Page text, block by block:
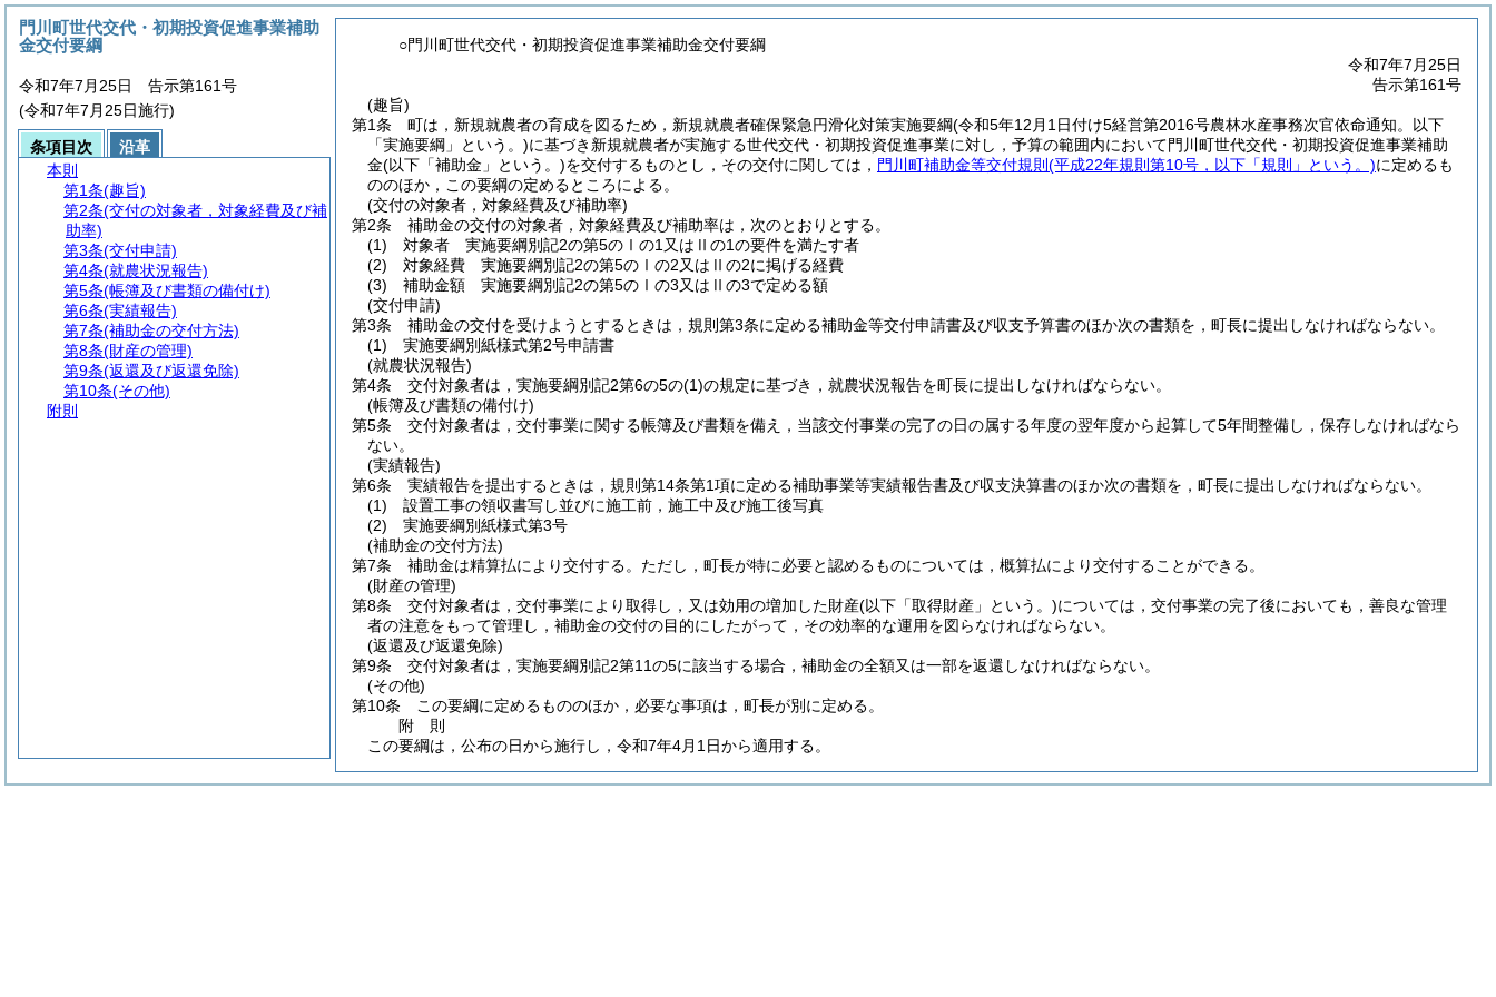
○門川町世代交代・初期投資促進事業補助金交付要綱
令和7年7月25日
告示第161号
(趣旨)
第1条
町は，新規就農者の育成を図るため，新規就農者確保緊急円滑化対策実施要綱(令和5年12月1日付け5経営第2016号農林水産事務次官依命通知。以下
「実施要綱」という。)に基づき新規就農者が実施する世代交代・初期投資促進事業に対し，予算の範囲内において門川町世代交代・初期投資促進事業補助
金(以下「補助金」という。)を交付するものとし，その交付に関しては， 門川町補助金等交付規則 (平成22年規則第10号，以下「規則」という。)に定めるも
ののほか，この要綱の定めるところによる。
(交付の対象者，対象経費及び補助率)
第2条
補助金の交付の対象者，対象経費及び補助率は，次のとおりとする。
(1)
対象者 実施要綱別記2の第5のⅠの1又はⅡの1の要件を満たす者
(2)
対象経費 実施要綱別記2の第5のⅠの2又はⅡの2に掲げる経費
(3)
補助金額 実施要綱別記2の第5のⅠの3又はⅡの3で定める額
(交付申請)
第3条
補助金の交付を受けようとするときは，規則第3条に定める補助金等交付申請書及び収支予算書のほか次の書類を，町長に提出しなければならない。
(1)
実施要綱別紙様式第2号申請書
(就農状況報告)
第4条
交付対象者は，実施要綱別記2第6の5の(1)の規定に基づき，就農状況報告を町長に提出しなければならない。
(帳簿及び書類の備付け)
第5条
交付対象者は，交付事業に関する帳簿及び書類を備え，当該交付事業の完了の日の属する年度の翌年度から起算して5年間整備し，保存しなければなら
ない。
(実績報告)
第6条
実績報告を提出するときは，規則第14条第1項に定める補助事業等実績報告書及び収支決算書のほか次の書類を，町長に提出しなければならない。
(1)
設置工事の領収書写し並びに施工前，施工中及び施工後写真
(2)
実施要綱別紙様式第3号
(補助金の交付方法)
第7条
補助金は精算払により交付する。 ただし，町長が特に必要と認めるものについては，概算払により交付することができる。
(財産の管理)
第8条
交付対象者は，交付事業により取得し，又は効用の増加した財産(以下「取得財産」という。)については，交付事業の完了後においても，善良な管理
者の注意をもって管理し，補助金の交付の目的にしたがって，その効率的な運用を図らなければならない。
(返還及び返還免除)
第9条
交付対象者は，実施要綱別記2第11の5に該当する場合，補助金の全額又は一部を返還しなければならない。
(その他)
第10条
この要綱に定めるもののほか，必要な事項は，町長が別に定める。
附 則
この要綱は，公布の日から施行し，令和7年4月1日から適用する。
門川町世代交代・初期投資促進事業補助
金交付要綱
令和7年7月25日 告示第161号
(令和7年7月25日施行)
条項目次
沿革
本則
第1条(趣旨)
第2条(交付の対象者，対象経費及び補
助率)
第3条(交付申請)
第4条(就農状況報告)
第5条(帳簿及び書類の備付け)
第6条(実績報告)
第7条(補助金の交付方法)
第8条(財産の管理)
第9条(返還及び返還免除)
第10条(その他)
附則